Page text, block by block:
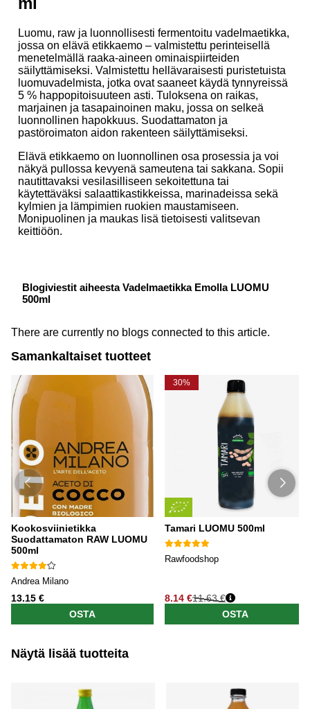
Luomu, raw ja luonnollisesti fermentoitu vadelmaetikka,
jossa on elävä etikkaemo – valmistettu perinteisellä
menetelmällä raaka-aineen ominaispiirteiden
säilyttämiseksi. Valmistettu hellävaraisesti puristetuista
luomuvadelmista, jotka ovat saaneet käydä tynnyreissä
5 % happopitoisuuteen asti. Tuloksena on raikas,
marjainen ja tasapainoinen maku, jossa on selkeä
luonnollinen hapokkuus. Suodattamaton ja
pastöroimaton aidon rakenteen säilyttämiseksi.
Elävä etikkaemo on luonnollinen osa prosessia ja voi
näkyä pullossa kevyenä sameutena tai sakkana. Sopii
nautittavaksi vesilasilliseen sekoitettuna tai
käytettäväksi salaattikastikkeissa, marinadeissa sekä
kylmien ja lämpimien ruokien maustamiseen.
Monipuolinen ja maukas lisä tietoisesti valitsevan
keittiöön.
Blogiviestit aiheesta Vadelmaetikka Emolla LUOMU
500ml
There are currently no blogs connected to this article.
Samankaltaiset tuotteet
Kookosviinietikka
Suodattamaton RAW LUOMU
500ml
Andrea Milano
13.15 €
OSTA
30%
Tamari LUOMU 500ml
Rawfoodshop
8.14 €11.63 €
OSTA
Näytä lisää tuotteita